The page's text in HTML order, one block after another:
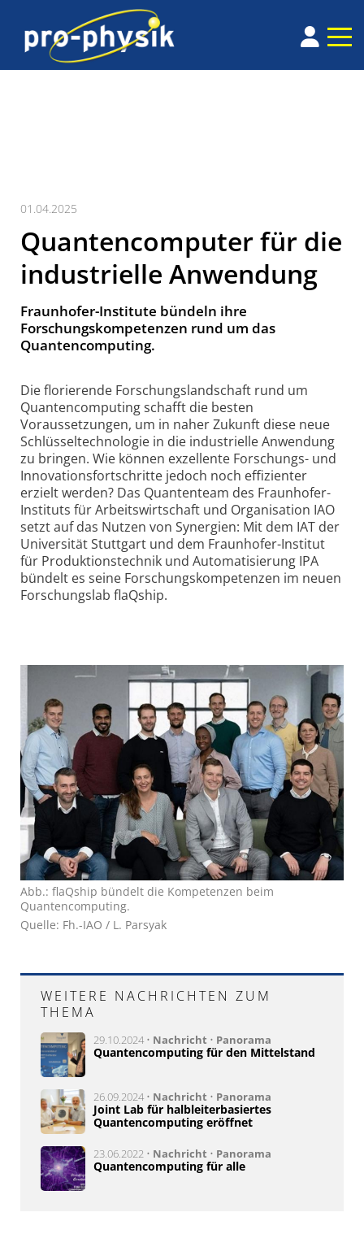
01.04.2025
Quantencomputer für die
industrielle Anwendung
Fraunhofer-Institute bündeln ihre
Forschungskompetenzen rund um das
Quantencomputing.
Die florierende Forschungslandschaft rund um
Quantencomputing schafft die besten
Voraussetzungen, um in naher Zukunft diese neue
Schlüsseltechnologie in die industrielle Anwendung
zu bringen. Wie können exzellente Forschungs- und
Innovationsfortschritte jedoch noch effizienter
erzielt werden? Das Quantenteam des Fraunhofer-
Instituts für Arbeitswirtschaft und Organisation IAO
setzt auf das Nutzen von Synergien: Mit dem IAT der
Universität Stuttgart und dem Fraunhofer-Institut
für Produktionstechnik und Automatisierung IPA
bündelt es seine Forschungskompetenzen im neuen
Forschungslab flaQship.
Abb.: flaQship bündelt die Kompetenzen beim
Quantencomputing.
Quelle: Fh.-IAO / L. Parsyak
WEITERE NACHRICHTEN ZUM
THEMA
29.10.2024 • Nachricht • Panorama
Quantencomputing für den Mittelstand
26.09.2024 • Nachricht • Panorama
Joint Lab für halbleiterbasiertes
Quantencomputing eröffnet
23.06.2022 • Nachricht • Panorama
Quantencomputing für alle